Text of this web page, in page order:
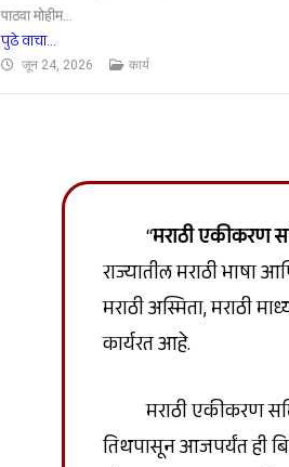
पाठवा मोहीम...
पुढे वाचा...
जून 24, 2026 कार्य
“मराठी एकीकरण
राज्यातील मराठी
मराठी अस्मिता, मराठी
कार्यरत आहे.
मराठी एकीकरण
तिथपासून आजपर्यंत ही